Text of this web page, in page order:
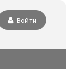
Войти